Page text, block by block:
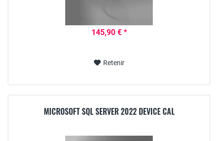
145,90 € *
Retenir
MICROSOFT SQL SERVER 2022 DEVICE CAL